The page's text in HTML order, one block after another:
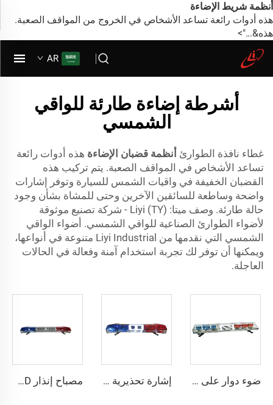
أنظمة شريط الإضاءة
هذه أدوات رائعة تساعد الأشخاص في الخروج من المواقف الصعبة.
هذه&...">
AR
أشرطة إضاءة طارئة للواقي
الشمسي
غطاء نافذة الطوارئ أنظمة قضبان الإضاءة هذه أدوات رائعة
تساعد الأشخاص في المواقف الصعبة. يتم تركيب هذه
القضبان الخفيفة في واقيات الشمس للسيارة وتوفر إشارات
واضحة وساطعة للسائقين الآخرين وحتى للمشاة بشأن وجود
حالة طارئة. وصف ميتا: Liyi (TY) - شركة تصنيع موثوقة
لأضواء الطوارئ الصناعية للواقي الشمسي. أضواء الواقي
الشمسي التي نقدمها من Liyi Industrial متنوعة في أنواعها،
ويمكنها أن توفر لك تجربة استخدام آمنة وفعالة في الحالات
العاجلة.
ضوء دوار على شكل شبه منحرف مصنوع من مادة الهالوجين إشارة تحذيرية دوارة من الهالوجين على شكل حرف I للشرطة مصباح إنذار LED ذي وميض عالي مع مكبر صوت صفارة